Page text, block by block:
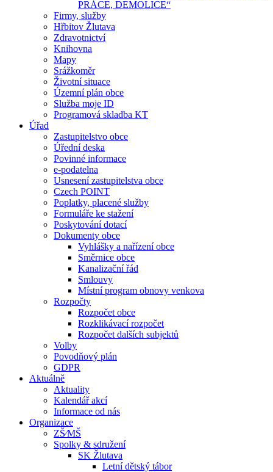
PRÁCE, DEMOLICE“
Firmy, služby
Hřbitov Žlutava
Zdravotnictví
Knihovna
Mapy
Srážkoměr
Životní situace
Územní plán obce
Služba moje ID
Programová skladba KT
Úřad
Zastupitelstvo obce
Úřední deska
Povinné informace
e-podatelna
Usnesení zastupitelstva obce
Czech POINT
Poplatky, placené služby
Formuláře ke stažení
Poskytování dotací
Dokumenty obce
Vyhlášky a nařízení obce
Směrnice obce
Kanalizační řád
Smlouvy
Místní program obnovy venkova
Rozpočty
Rozpočet obce
Rozklikávací rozpočet
Rozpočet dalších subjektů
Volby
Povodňový plán
GDPR
Aktuálně
Aktuality
Kalendář akcí
Informace od nás
Organizace
ZŠ⁄MŠ
Spolky & sdružení
SK Žlutava
Letní dětský tábor